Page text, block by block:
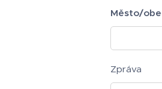
Město/
Zpráva